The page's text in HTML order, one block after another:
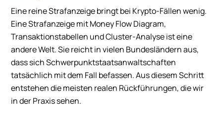
Eine reine Strafanzeige bringt bei Krypto-Fällen wenig.
Eine Strafanzeige mit Money Flow Diagram,
Transaktionstabellen und Cluster-Analyse ist eine
andere Welt. Sie reicht in vielen Bundesländern aus,
dass sich Schwerpunktstaatsanwaltschaften
tatsächlich mit dem Fall befassen. Aus diesem Schritt
entstehen die meisten realen Rückführungen, die wir
in der Praxis sehen.